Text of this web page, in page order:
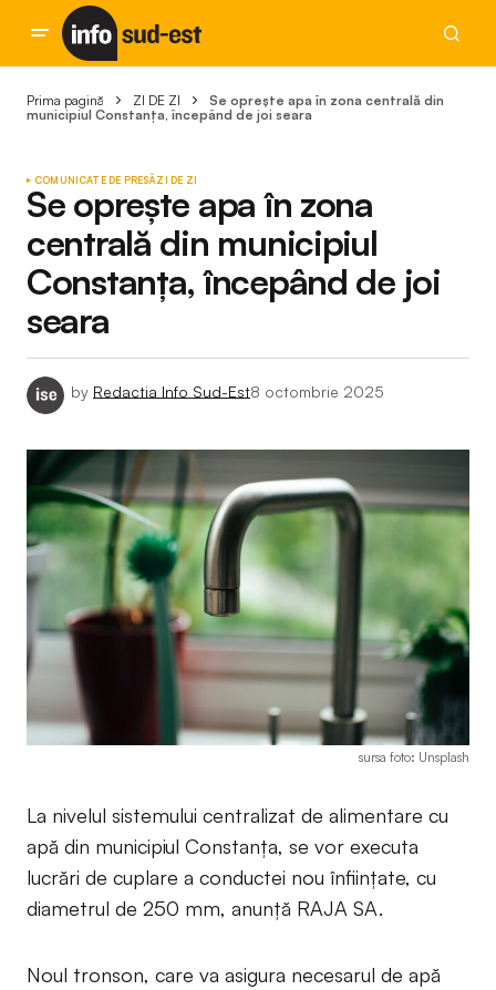
Prima pagină ZI DE ZI
Se oprește apa în zona centrală din
municipiul Constanța, începând de joi seara
COMUNICATE DE PRESĂZI DE ZI
Se oprește apa în zona
centrală din municipiul
Constanța, începând de joi
seara
by Redactia Info Sud-Est8 octombrie 2025
sursa foto: Unsplash
La nivelul sistemului centralizat de alimentare cu
apă din municipiul Constanța, se vor executa
lucrări de cuplare a conductei nou înființate, cu
diametrul de 250 mm, anunță RAJA SA.
Noul tronson, care va asigura necesarul de apă